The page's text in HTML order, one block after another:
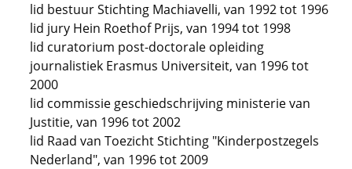
lid bestuur Stichting Machiavelli, van 1992 tot 1996
lid jury Hein Roethof Prijs, van 1994 tot 1998
lid curatorium post-doctorale opleiding
journalistiek Erasmus Universiteit, van 1996 tot
2000
lid commissie geschiedschrijving ministerie van
Justitie, van 1996 tot 2002
lid Raad van Toezicht Stichting "Kinderpostzegels
Nederland", van 1996 tot 2009